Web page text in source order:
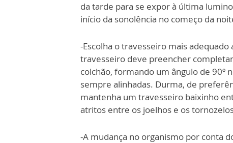
da tarde para se expor à última
início da sonolência no começo da
-Escolha o travesseiro mais
travesseiro deve preencher
colchão, formando um ângulo de 90º
sempre alinhadas. Durma, de
mantenha um travesseiro baixinho
atritos entre os joelhos e os
-A mudança no organismo por conta